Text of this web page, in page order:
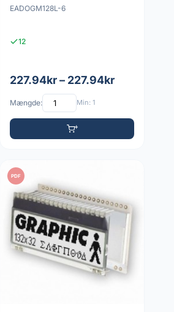
EADOGM128L-6
12
227.94kr – 227.94kr
Mængde: Min: 1
PDF